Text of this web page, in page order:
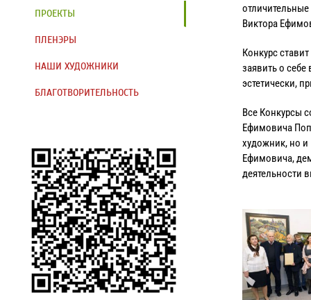
Виктора
Конкурс
заявить о
эстетически,
Все Конкурсы
Ефимовича
художник, но
Ефимовича,
деятельности
ПРОЕКТЫ
ПЛЕНЭРЫ
НАШИ ХУДОЖНИКИ
БЛАГОТВОРИТЕЛЬНОСТЬ